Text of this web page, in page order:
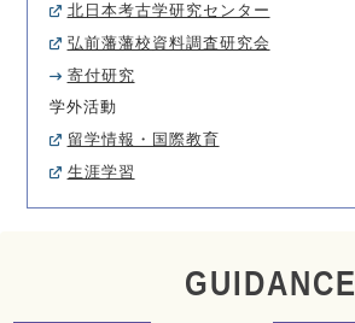
北日本考古学研究センター
弘前藩藩校資料調査研究会
寄付研究
学外活動
留学情報・国際教育
生涯学習
GUIDANCE